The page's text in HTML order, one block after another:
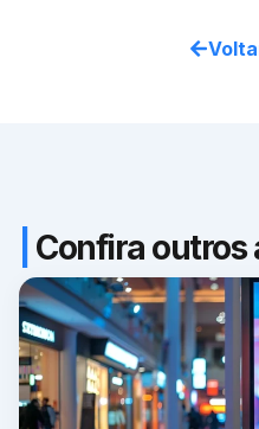
Confira outros